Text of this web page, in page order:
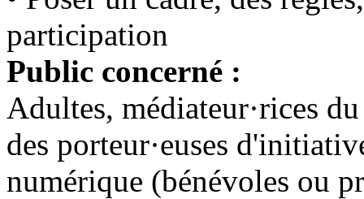
participation
Public concerné :
Adultes, médiateur·rices
des porteur·euses
numérique (bénévoles ou